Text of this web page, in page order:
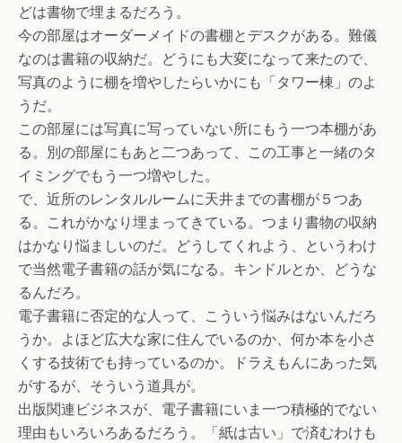
どは書物で埋まるだろう。
今の部屋はオーダーメイドの書棚とデスクがある。難儀
なのは書籍の収納だ。どうにも大変になって来たので、
写真のように棚を増やしたらいかにも「タワー棟」のよ
うだ。
この部屋には写真に写っていない所にもう一つ本棚があ
る。別の部屋にもあと二つあって、この工事と一緒のタ
イミングでもう一つ増やした。
で、近所のレンタルルームに天井までの書棚が５つあ
る。これがかなり埋まってきている。つまり書物の収納
はかなり悩ましいのだ。どうしてくれよう、というわけ
で当然電子書籍の話が気になる。キンドルとか、どうな
るんだろ。
電子書籍に否定的な人って、こういう悩みはないんだろ
うか。よほど広大な家に住んでいるのか、何か本を小さ
くする技術でも持っているのか。ドラえもんにあった気
がするが、そういう道具が。
出版関連ビジネスが、電子書籍にいま一つ積極的でない
理由もいろいろあるだろう。「紙は古い」で済むわけも